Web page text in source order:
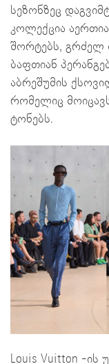
სეზონზეც
კოლექცია
შორტებს, გრძელ
ბაფთიან
აბრეშუმის
რომელიც
ტონებს.
Louis Vuitton -ის